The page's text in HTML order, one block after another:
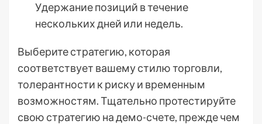
Удержание позиций в течение
нескольких дней или недель.
Выберите стратегию, которая
соответствует вашему стилю торговли,
толерантности к риску и временным
возможностям. Тщательно протестируйте
свою стратегию на демо-счете, прежде чем